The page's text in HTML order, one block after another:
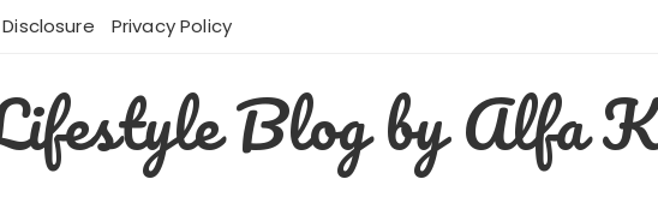
Disclosure Privacy Policy
Blog by Alfa